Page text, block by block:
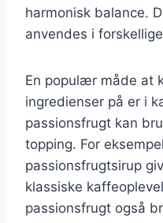
harmonisk balance.
anvendes i
En populær måde at
ingredienser på er i
passionsfrugt kan
topping. For
passionsfrugtsirup
klassiske
passionsfrugt også